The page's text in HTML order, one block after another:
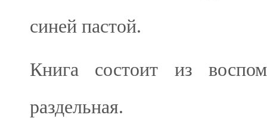
синей пастой.
Книга состоит из
раздельная.